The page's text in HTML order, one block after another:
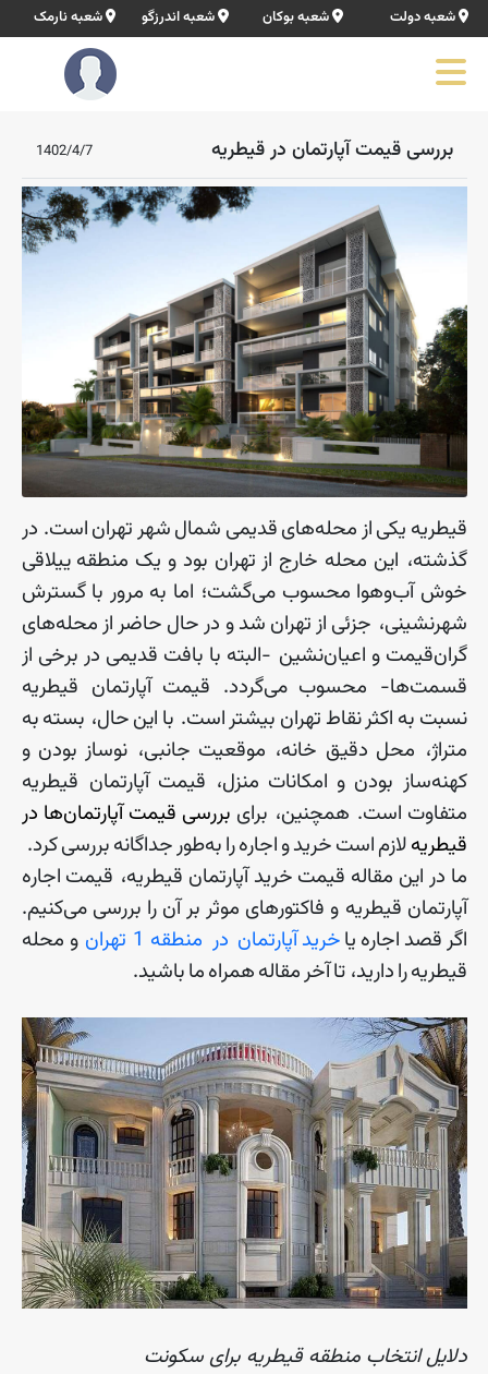
شعبه دولت شعبه بوکان شعبه اندرزگو شعبه نارمک
بررسی قیمت آپارتمان در قیطریه 1402/4/7
قیطریه یکیاز محلههایقدیمی شمالشهر تهراناست. در
گذشته، این محله خارج از تهران بود و یک منطقه ییلاقی
خوش آبوهوا محسوب میگشت؛ اما به مرور با گسترش
شهرنشینی، جزئی از تهران شدو در حال حاضر از محلههای
گرانقیمت و اعیاننشین -البته با بافت قدیمی در برخی از
قسمتها- محسوب میگردد. قیمت آپارتمان قیطریه
نسبت به اکثرنقاط تهران بیشتراست. با اینحال، بستهبه
متراژ، محل دقیق خانه، موقعیت جانبی، نوساز بودن و
کهنهساز بودن و امکانات منزل، قیمت آپارتمان قیطریه
متفاوت است. همچنین، برای بررسی قیمت آپارتمانها در
قیطریهلازماستخریدواجارهرابهطورجداگانهبررسیکرد.
ما در این مقاله قیمت خرید آپارتمان قیطریه، قیمت اجاره
آپارتمان قیطریه و فاکتورهای موثر بر آن را بررسی میکنیم.
اگر قصد اجاره یاخریدآپارتمان در منطقه 1 تهران
و محله
قیطریهرادارید، تاآخرمقالههمراهماباشید.
دلایل انتخاب منطقه قیطریه برای سکونت